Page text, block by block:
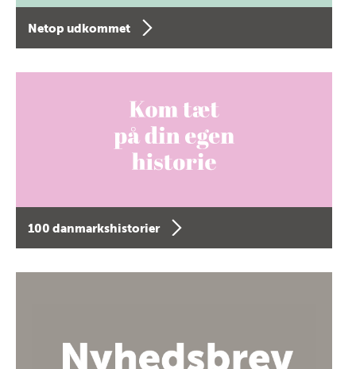
Netop udkommet
100 danmarkshistorier